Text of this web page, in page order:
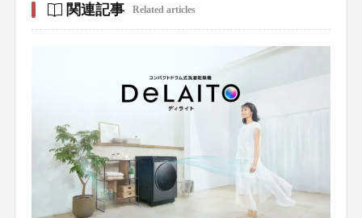
関連記事 Related articles